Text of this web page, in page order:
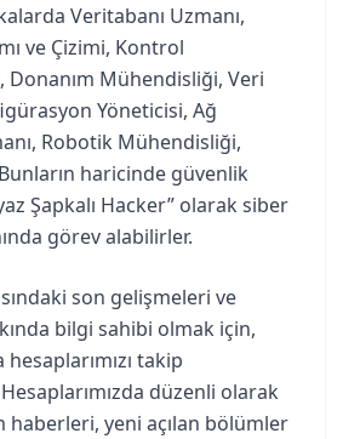
Veritabanı Uzmanı,
ve Çizimi, Kontrol
Donanım Mühendisliği, Veri
Yöneticisi, Ağ
Robotik Mühendisliği,
haricinde güvenlik
Şapkalı Hacker” olarak siber
görev alabilirler.
son gelişmeleri ve
bilgi sahibi olmak için,
takip
düzenli olarak
haberleri, yeni açılan bölümler